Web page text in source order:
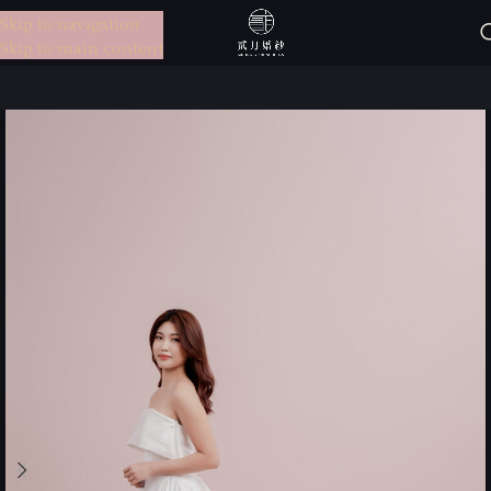
Skip to navigation
Skip to main content
選單